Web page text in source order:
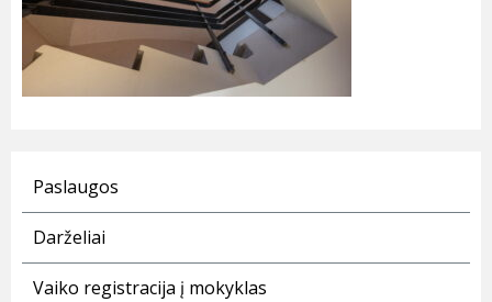
Paslaugos
Darželiai
Vaiko registracija į mokyklas